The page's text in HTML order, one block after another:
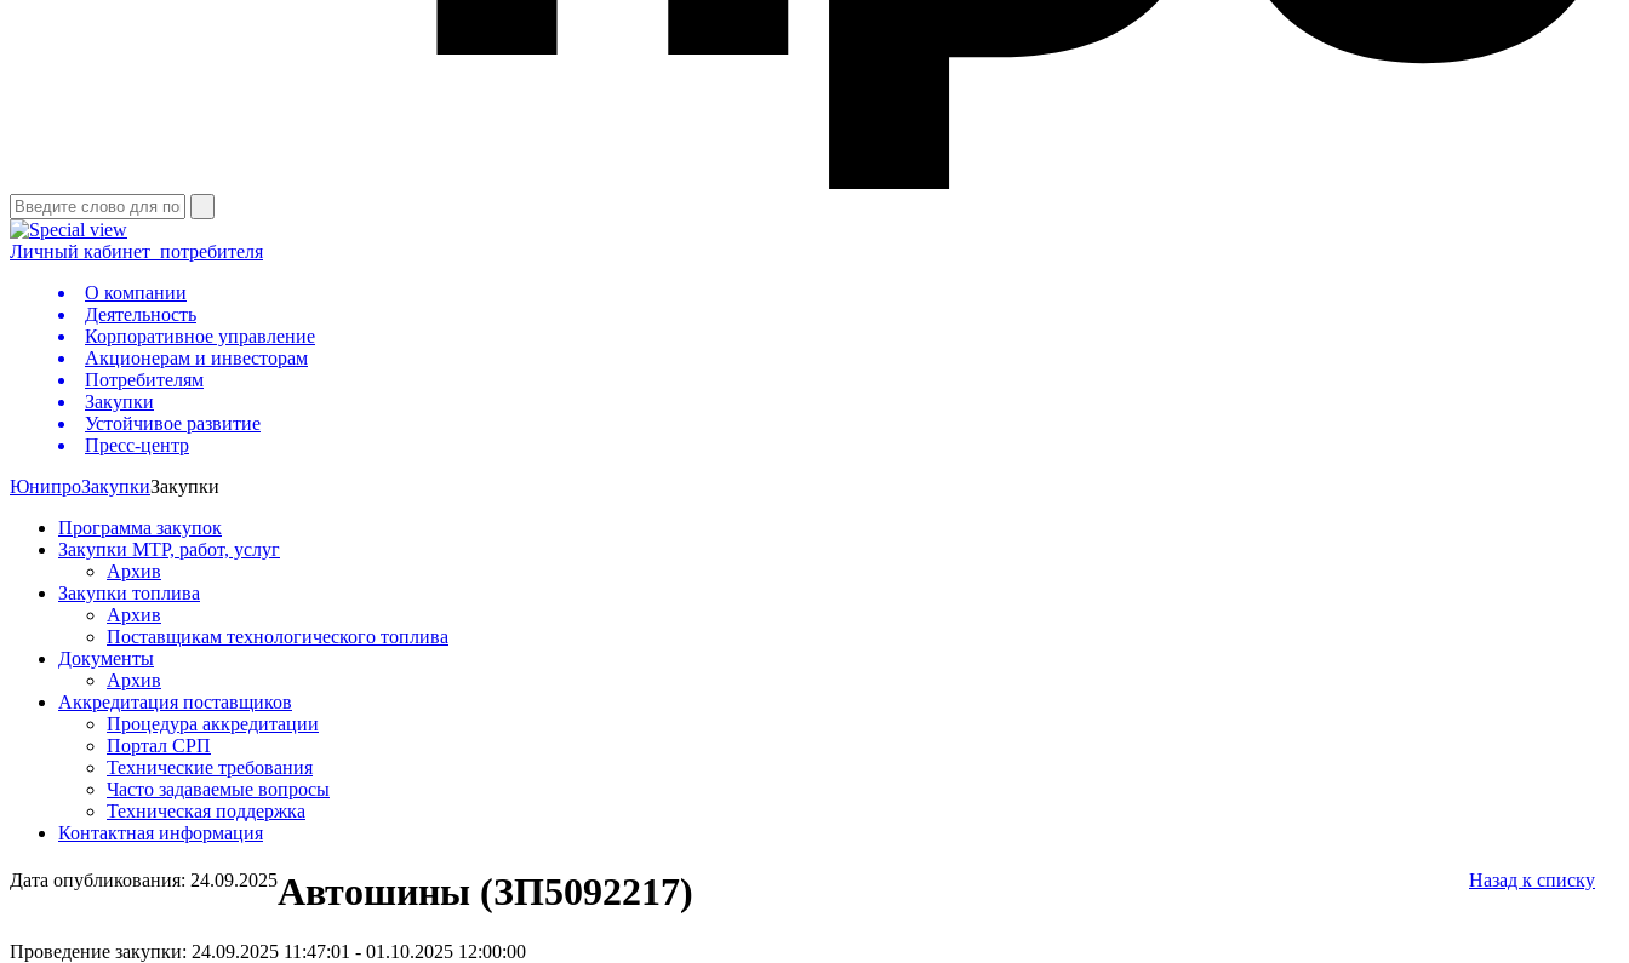
Личный кабинет потребителя
О компании
Деятельность
Корпоративное управление
Акционерам и инвесторам
Потребителям
Закупки
Устойчивое развитие
Пресс-центр
ЮнипроЗакупкиЗакупки
Программа закупок
Закупки МТР, работ, услуг
Архив
Закупки топлива
Архив
Поставщикам технологического топлива
Документы
Архив
Аккредитация поставщиков
Процедура аккредитации
Портал СРП
Технические требования
Часто задаваемые вопросы
Техническая поддержка
Контактная информация
Дата опубликования: 24.09.2025 Назад к списку
Автошины (ЗП5092217)
Проведение закупки: 24.09.2025 11:47:01 - 01.10.2025 12:00:00